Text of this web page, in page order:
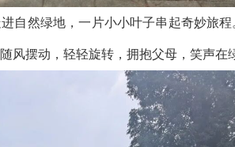
自然绿地，一片小小叶子串起奇妙旅
摆动，轻轻旋转，拥抱父母，笑声在